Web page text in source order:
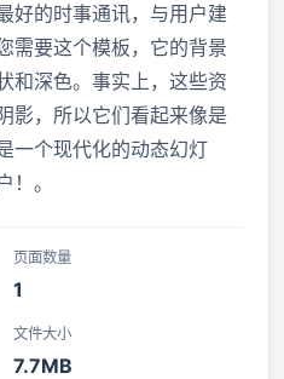
好的时事通讯，与用户建
需要这个模板，它的背景
和深色。事实上，这些资
影，所以它们看起来像是
一个现代化的动态幻灯
。
页面数量
1
文件大小
7.7MB